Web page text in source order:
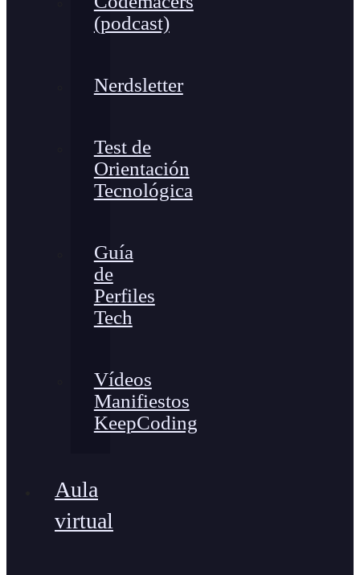
(podcast)
Nerdsletter
Test de
Orientación
Tecnológica
Guía
de
Perfiles
Tech
Vídeos
Manifiestos
KeepCoding
Aula
virtual